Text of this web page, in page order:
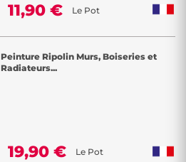
11,90 € Le Pot
Peinture Ripolin Murs, Boiseries et
Radiateurs...
19,90 € Le Pot